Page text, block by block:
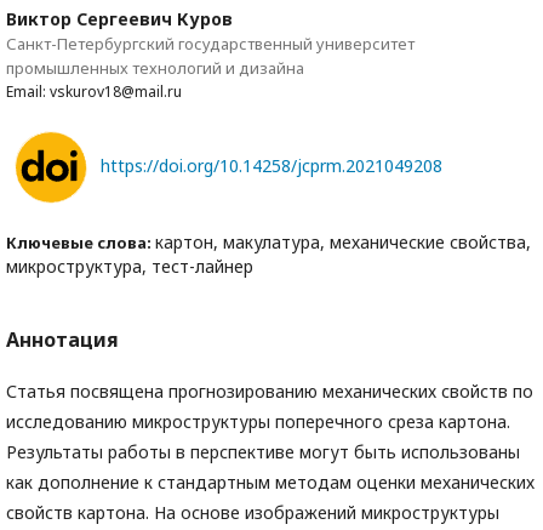
Виктор Сергеевич Куров
Санкт-Петербургский государственный университет
промышленных технологий и дизайна
Email: vskurov18@mail.ru
https://doi.org/10.14258/jcprm.2021049208
Ключевые слова: картон, макулатура, механические свойства,
микроструктура, тест-лайнер
Аннотация
Статья посвящена прогнозированию механических свойств по
исследованию микроструктуры поперечного среза картона.
Результаты работы в перспективе могут быть использованы
как дополнение к стандартным методам оценки механических
свойств картона. На основе изображений микроструктуры